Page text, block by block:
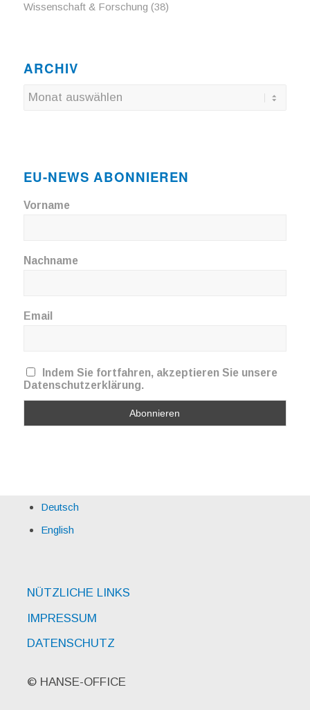
Wissenschaft & Forschung (38)
ARCHIV
EU-NEWS ABONNIEREN
Vorname
Nachname
Email
Indem Sie fortfahren, akzeptieren Sie unsere
Datenschutzerklärung.
Deutsch
English
NÜTZLICHE LINKS
IMPRESSUM
DATENSCHUTZ
© HANSE-OFFICE